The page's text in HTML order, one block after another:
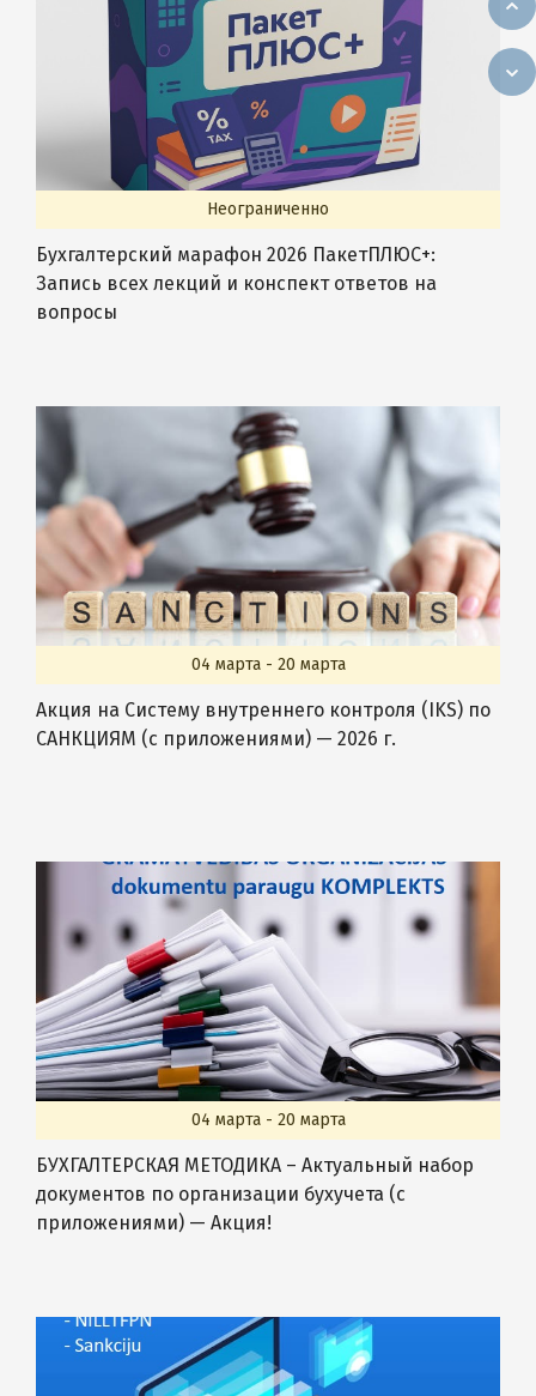
Неограниченно
Бухгалтерский марафон 2026 ПакетПЛЮС+:
Запись всех лекций и конспект ответов на
вопросы
04 марта - 20 марта
Акция на Систему внутреннего контроля (IKS) по
САНКЦИЯМ (с приложениями) — 2026 г.
04 марта - 20 марта
БУХГАЛТЕРСКАЯ МЕТОДИКА – Актуальный набор
документов по организации бухучета (с
приложениями) — Акция!